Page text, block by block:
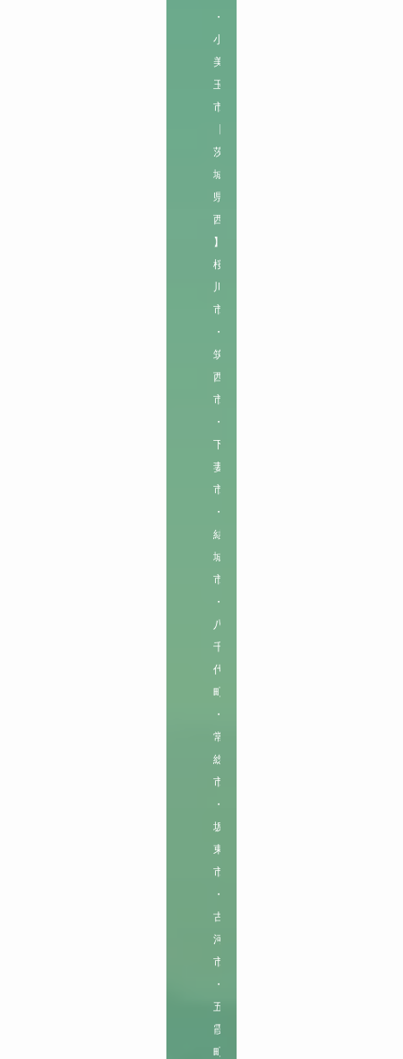
・
小
美
玉
市
茨
城
県
西
】
桜
川
市
・
筑
西
市
・
下
妻
市
・
結
城
市
・
八
千
代
町
・
常
総
市
・
坂
東
市
・
古
河
市
・
五
霞
町